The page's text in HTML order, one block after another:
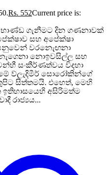
Rs. 552Current price is:
භාණ්ඩ ගැනීමට දින ගණනාවක්
සහ අපේක්ෂා
වරනැෙඟනා
නොඉවසිල්ල සහ
සංකීර්ණත්වය විදහා
ව්ලැදිමීර් සොරෝකින්ගේ
සිත්තමයි. එහෙත්, මෙහි
අසිරිමත්ම
රාජ්‍යය...